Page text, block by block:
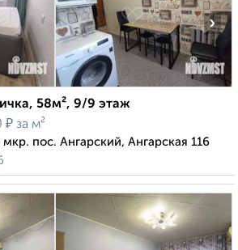
›
58м², 9/9 этаж
₽ за м²
пос. Ангарский, Ангарская 116